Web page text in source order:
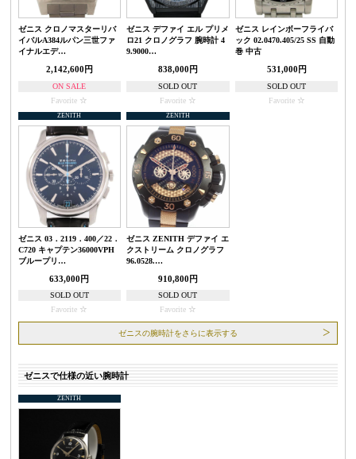
ゼニス クロノマスターリバ
イバルA384ルパン三世ファ
イナルエデ…
2,142,600円
ON SALE
Favorite
ゼニス デファイ エル プリメ
ロ21 クロノグラフ 腕時計 4
9.9000…
838,000円
SOLD OUT
Favorite
ゼニス レインボーフライバ
ック 02.0470.405/25 SS 自動
巻 中古
531,000円
SOLD OUT
Favorite
ZENITH
ゼニス 03．2119．400／22．
C720 キャプテン36000VPH
ブループリ…
633,000円
SOLD OUT
Favorite
ZENITH
ゼニス ZENITH デファイ エ
クストリーム クロノグラフ
96.0528.…
910,800円
SOLD OUT
Favorite
ゼニスの腕時計をさらに表示する
ゼニスで仕様の近い腕時計
ZENITH